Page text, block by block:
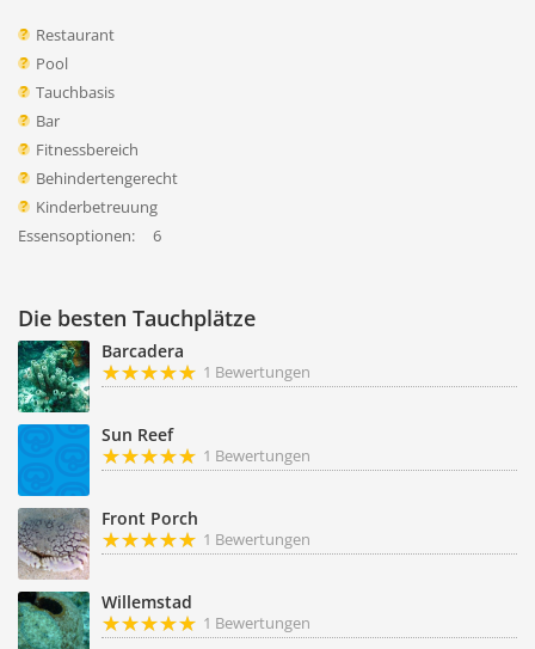
Restaurant
Pool
Tauchbasis
Bar
Fitnessbereich
Behindertengerecht
Kinderbetreuung
Essensoptionen:
6
Die besten Tauchplätze
Barcadera
1 Bewertungen
Sun Reef
1 Bewertungen
Front Porch
1 Bewertungen
Willemstad
1 Bewertungen